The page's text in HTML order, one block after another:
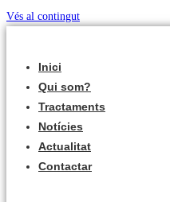
Vés al contingut
Inici
Qui som?
Tractaments
Notícies
Actualitat
Contactar